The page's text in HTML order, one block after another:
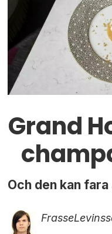
Grand
Och den kan
Frasse